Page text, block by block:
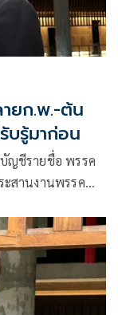
ยก.พ.-ต้น
บรู้มาก่อน
ญชีรายชื่อ พรรค
สานงานพรรค